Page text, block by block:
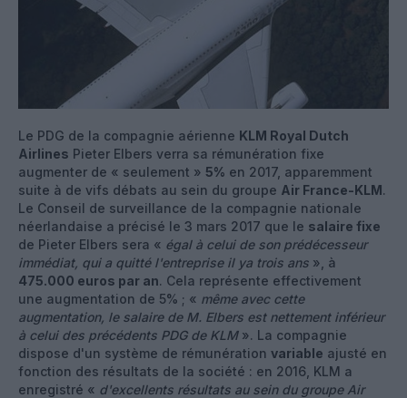
Le PDG de la compagnie aérienne KLM Royal Dutch
Airlines Pieter Elbers verra sa rémunération fixe
augmenter de « seulement » 5% en 2017, apparemment
suite à de vifs débats au sein du groupe Air France-KLM.
Le Conseil de surveillance de la compagnie nationale
néerlandaise a précisé le 3 mars 2017 que le salaire fixe
de Pieter Elbers sera « égal à celui de son prédécesseur
immédiat, qui a quitté l'entreprise il ya trois ans », à
475.000 euros par an. Cela représente effectivement
une augmentation de 5% ; « même avec cette
augmentation, le salaire de M. Elbers est nettement inférieur
à celui des précédents PDG de KLM». La compagnie
dispose d'un système de rémunération variable ajusté en
fonction des résultats de la société : en 2016, KLM a
enregistré « d'excellents résultats au sein du groupe Air